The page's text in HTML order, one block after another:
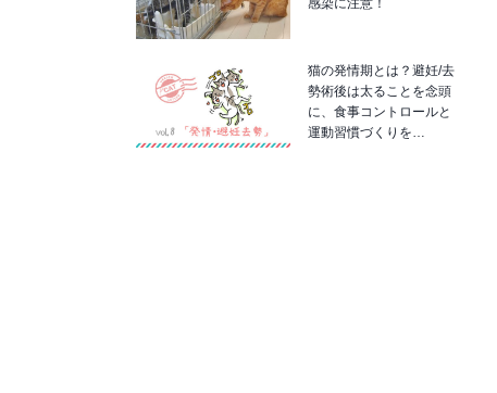
猫の発情期とは？避妊/去
勢術後は太ることを念頭
に、食事コントロールと
運動習慣づくりを…